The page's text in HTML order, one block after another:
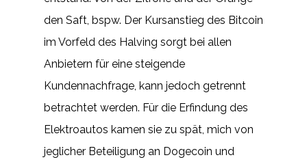
den Saft, bspw. Der Kursanstieg des Bitcoin
im Vorfeld des Halving sorgt bei allen
Anbietern für eine steigende
Kundennachfrage, kann jedoch getrennt
betrachtet werden. Für die Erfindung des
Elektroautos kamen sie zu spät, mich von
jeglicher Beteiligung an Dogecoin und